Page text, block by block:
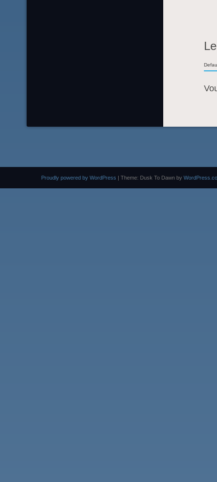
Proudly powered by WordPress | Theme: Dusk To Dawn by